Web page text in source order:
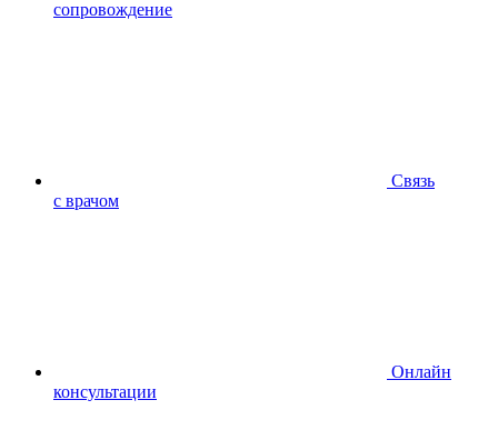
сопровождение
Связь
с врачом
Онлайн
консультации